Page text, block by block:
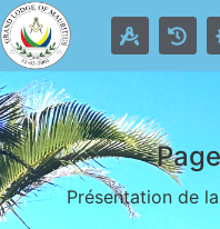
Présentation de